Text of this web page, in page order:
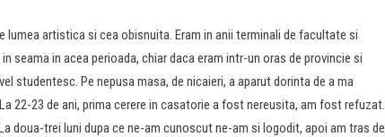
lumea artistica si cea obisnuita. Eram in anii terminali de facultate si
seama in acea perioada, chiar daca eram intr-un oras de provincie si
studentesc. Pe nepusa masa, de nicaieri, a aparut dorinta de a ma
22-23 de ani, prima cerere in casatorie a fost nereusita, am fost refuzat.
doua-trei luni dupa ce ne-am cunoscut ne-am si logodit, apoi am tras de